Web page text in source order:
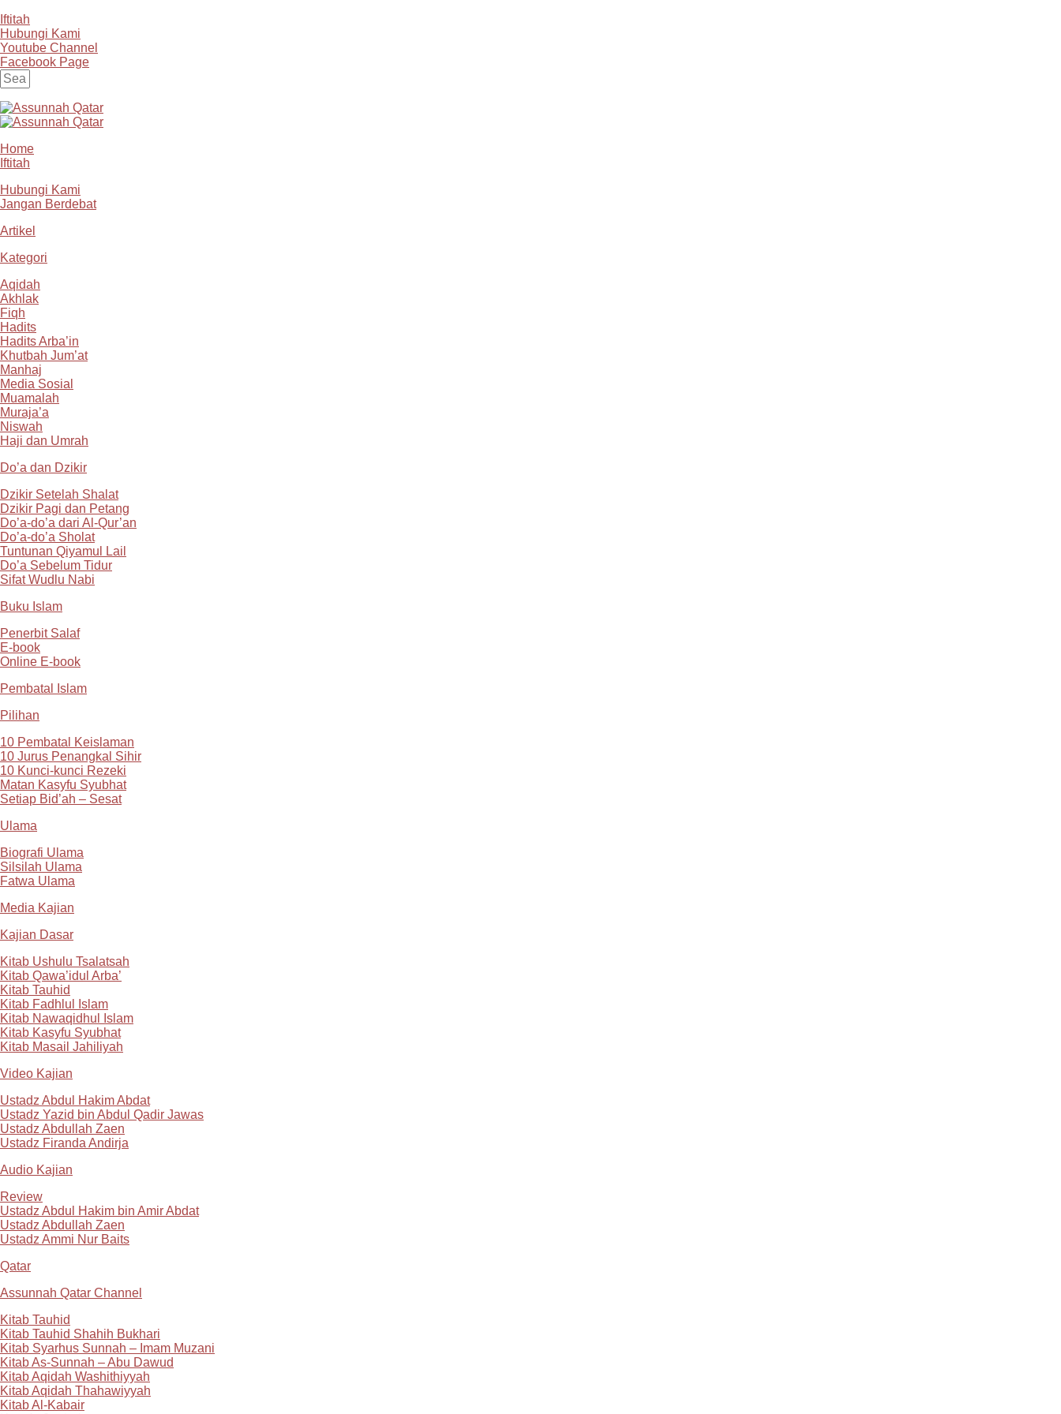
Iftitah
Hubungi Kami
Youtube Channel
Facebook Page
Home
Iftitah
Hubungi Kami
Jangan Berdebat
Artikel
Kategori
Aqidah
Akhlak
Fiqh
Hadits
Hadits Arba’in
Khutbah Jum’at
Manhaj
Media Sosial
Muamalah
Muraja’a
Niswah
Haji dan Umrah
Do’a dan Dzikir
Dzikir Setelah Shalat
Dzikir Pagi dan Petang
Do’a-do’a dari Al-Qur’an
Do’a-do’a Sholat
Tuntunan Qiyamul Lail
Do’a Sebelum Tidur
Sifat Wudlu Nabi
Buku Islam
Penerbit Salaf
E-book
Online E-book
Pembatal Islam
Pilihan
10 Pembatal Keislaman
10 Jurus Penangkal Sihir
10 Kunci-kunci Rezeki
Matan Kasyfu Syubhat
Setiap Bid’ah – Sesat
Ulama
Biografi Ulama
Silsilah Ulama
Fatwa Ulama
Media Kajian
Kajian Dasar
Kitab Ushulu Tsalatsah
Kitab Qawa’idul Arba’
Kitab Tauhid
Kitab Fadhlul Islam
Kitab Nawaqidhul Islam
Kitab Kasyfu Syubhat
Kitab Masail Jahiliyah
Video Kajian
Ustadz Abdul Hakim Abdat
Ustadz Yazid bin Abdul Qadir Jawas
Ustadz Abdullah Zaen
Ustadz Firanda Andirja
Audio Kajian
Review
Ustadz Abdul Hakim bin Amir Abdat
Ustadz Abdullah Zaen
Ustadz Ammi Nur Baits
Qatar
Assunnah Qatar Channel
Kitab Tauhid
Kitab Tauhid Shahih Bukhari
Kitab Syarhus Sunnah – Imam Muzani
Kitab As-Sunnah – Abu Dawud
Kitab Aqidah Washithiyyah
Kitab Aqidah Thahawiyyah
Kitab Al-Kabair